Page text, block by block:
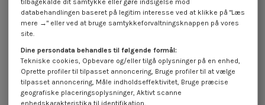
Bit INDVIRKNING Industriel kvalitet
3,12 €
inkl. moms
3,08 €
tilbagekalde dit samtykke eller gøre indsigelse mod
databehandlingen baseret på legitim interesse ved at klikke på "Læs
mere →" eller ved at bruge samtykkeforvaltningsknappen på vores
site.
Dine persondata behandles til følgende formål:
Tekniske cookies, Opbevare og/eller tilgå oplysninger på en enhed,
Oprette profiler til tilpasset annoncering, Bruge profiler til at vælge
tilpasset annoncering, Måle indholdseffektivitet, Bruge præcise
geografiske placeringsoplysninger, Aktivt scanne
enhedskarakteristika til identifikation.